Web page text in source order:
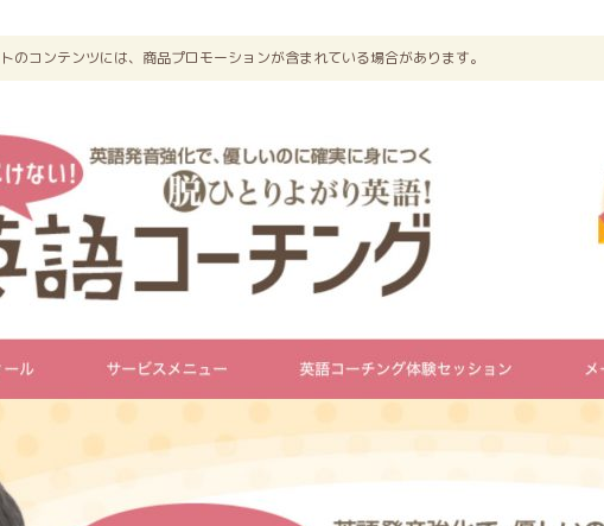
のコンテンツには、商品プロモーションが含まれている場合があります。